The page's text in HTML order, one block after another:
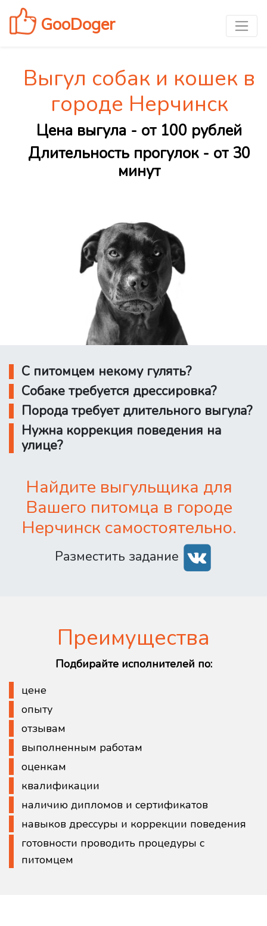
GooDoger
Выгул собак и кошек в
городе Нерчинск
Цена выгула - от 100 рублей
Длительность прогулок - от 30
минут
С питомцем некому гулять?
Собаке требуется дрессировка?
Порода требует длительного выгула?
Нужна коррекция поведения на
улице?
Найдите выгульщика для
Вашего питомца в городе
Нерчинск самостоятельно.
Разместить задание
Преимущества
Подбирайте исполнителей по:
цене
опыту
отзывам
выполненным работам
оценкам
квалификации
наличию дипломов и сертификатов
навыков дрессуры и коррекции поведения
готовности проводить процедуры с
питомцем